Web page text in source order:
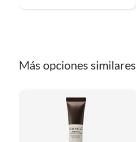
Más opciones similares